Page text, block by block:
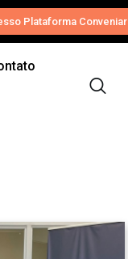
Plataforma Conveniar